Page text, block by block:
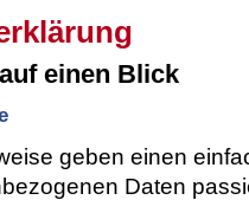
einen Blick
geben einen
Daten